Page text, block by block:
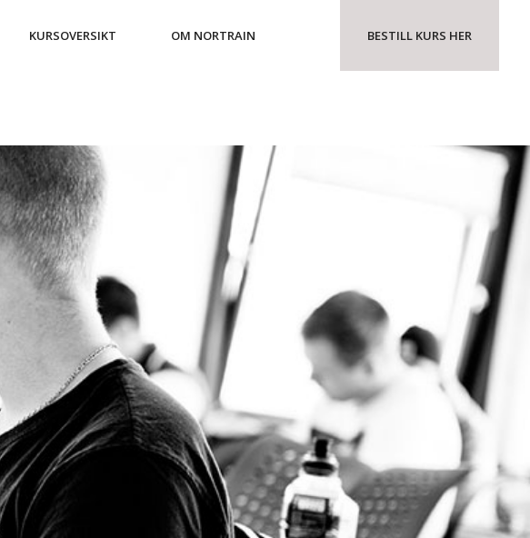
KURSOVERSIKT OM NORTRAIN BESTILL KURS HER